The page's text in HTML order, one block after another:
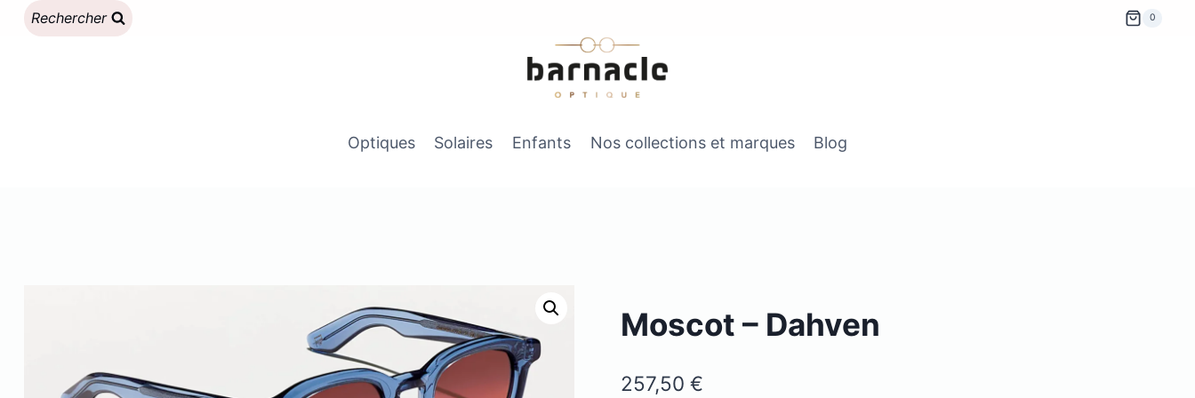
Rechercher 0
Optiques Solaires Enfants Nos collections et marques Blog
Moscot – Dahven
257,50 €